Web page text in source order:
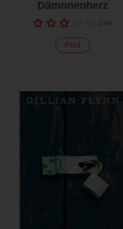
Dämonenherz
(160)
Print